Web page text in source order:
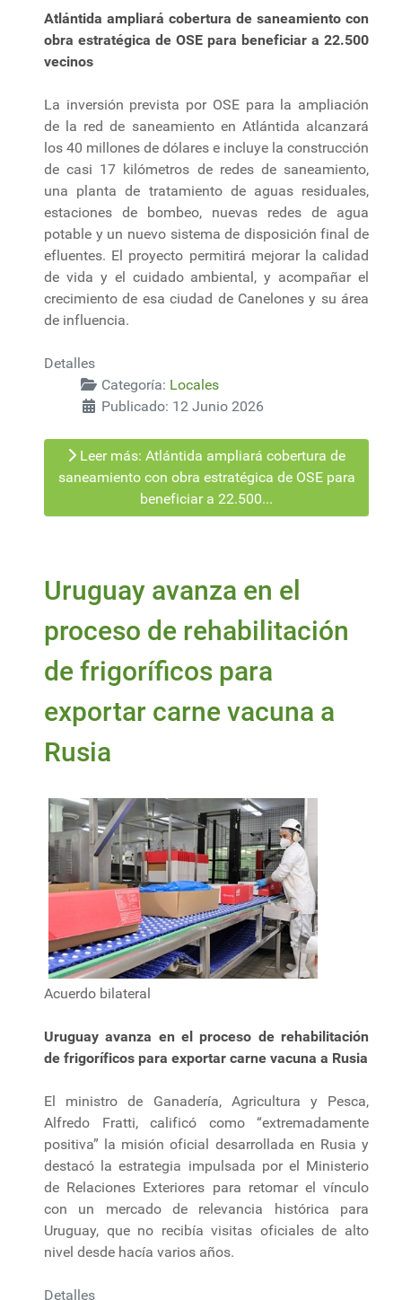
Atlántida ampliará cobertura de saneamiento con
obra estratégica de OSE para beneficiar a 22.500
vecinos
La inversión prevista por OSE para la ampliación
de la red de saneamiento en Atlántida alcanzará
los 40 millones de dólares e incluye la construcción
de casi 17 kilómetros de redes de saneamiento,
una planta de tratamiento de aguas residuales,
estaciones de bombeo, nuevas redes de agua
potable y un nuevo sistema de disposición final de
efluentes. El proyecto permitirá mejorar la calidad
de vida y el cuidado ambiental, y acompañar el
crecimiento de esa ciudad de Canelones y su área
de influencia.
Detalles
Categoría: Locales
Publicado: 12 Junio 2026
Leer más: Atlántida ampliará cobertura de
saneamiento con obra estratégica de OSE para
beneficiar a 22.500...
Uruguay avanza en el
proceso de rehabilitación
de frigoríficos para
exportar carne vacuna a
Rusia
Acuerdo bilateral
Uruguay avanza en el proceso de rehabilitación
de frigoríficos para exportar carne vacuna a Rusia
El ministro de Ganadería, Agricultura y Pesca,
Alfredo Fratti, calificó como “extremadamente
positiva” la misión oficial desarrollada en Rusia y
destacó la estrategia impulsada por el Ministerio
de Relaciones Exteriores para retomar el vínculo
con un mercado de relevancia histórica para
Uruguay, que no recibía visitas oficiales de alto
nivel desde hacía varios años.
Detalles